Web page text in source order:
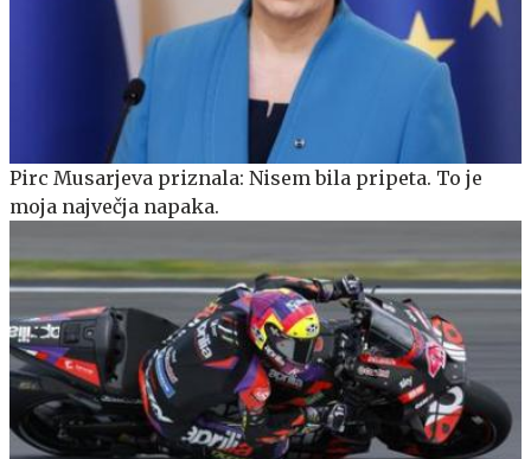
Pirc Musarjeva priznala: Nisem bila pripeta. To je
moja največja napaka.